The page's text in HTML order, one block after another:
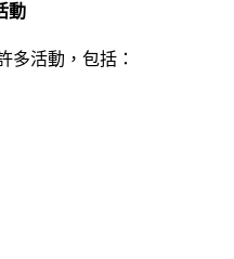
動
多活動，包括：